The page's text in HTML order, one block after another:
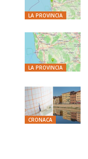
LA PROVINCIA
LA PROVINCIA
CRONACA